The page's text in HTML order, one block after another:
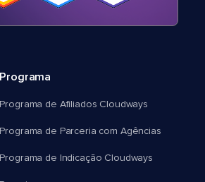
Programa
Programa de Afiliados Cloudways
Programa de Parceria com Agências
Programa de Indicação Cloudways